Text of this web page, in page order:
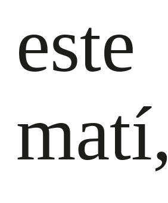
este
matí,